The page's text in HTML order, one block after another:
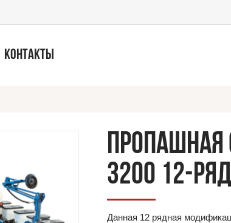
КОНТАКТЫ
ПРОПАШНАЯ
3200 12-
Данная 12 рядная